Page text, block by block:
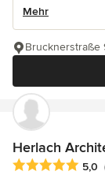
Mehr
Brucknerstraße
Herlach
5,0